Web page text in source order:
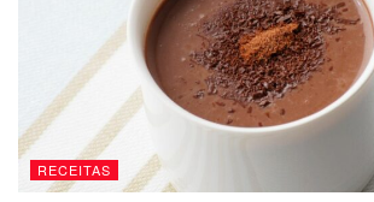
RECEITAS